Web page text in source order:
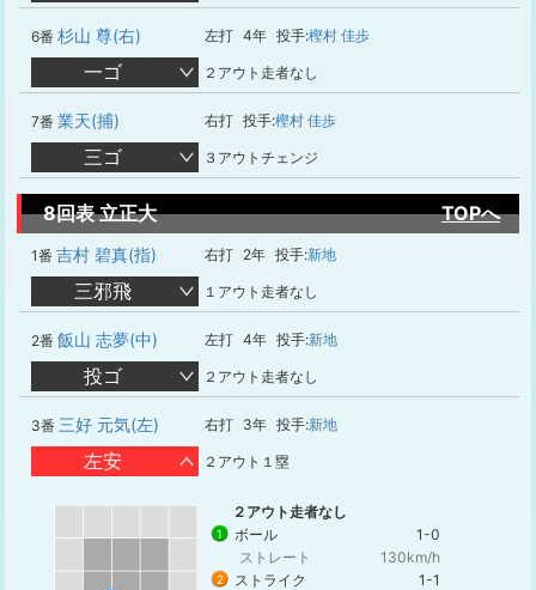
6番 杉山 尊(右) 左打 4年 投手:樫村 佳歩
一ゴ ２アウト走者なし
7番 業天(捕) 右打 投手:樫村 佳歩
三ゴ ３アウトチェンジ
8回表 立正大 TOPへ
1番 吉村 碧真(指) 右打 2年 投手:新地
三邪飛 １アウト走者なし
2番 飯山 志夢(中) 左打 4年 投手:新地
投ゴ ２アウト走者なし
3番 三好 元気(左) 右打 3年 投手:新地
左安 ２アウト１塁
２アウト走者なし
1 ボール
1-0
ストレート
130km/h
2 ストライク
1-1